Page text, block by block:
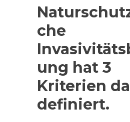
che
ung hat 3
Kriterien
definiert.